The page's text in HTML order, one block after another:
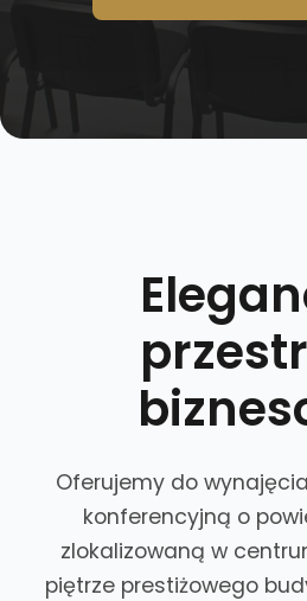
Oferujemy do
konferencyjną o
zlokalizowaną w
piętrze prestiżowego